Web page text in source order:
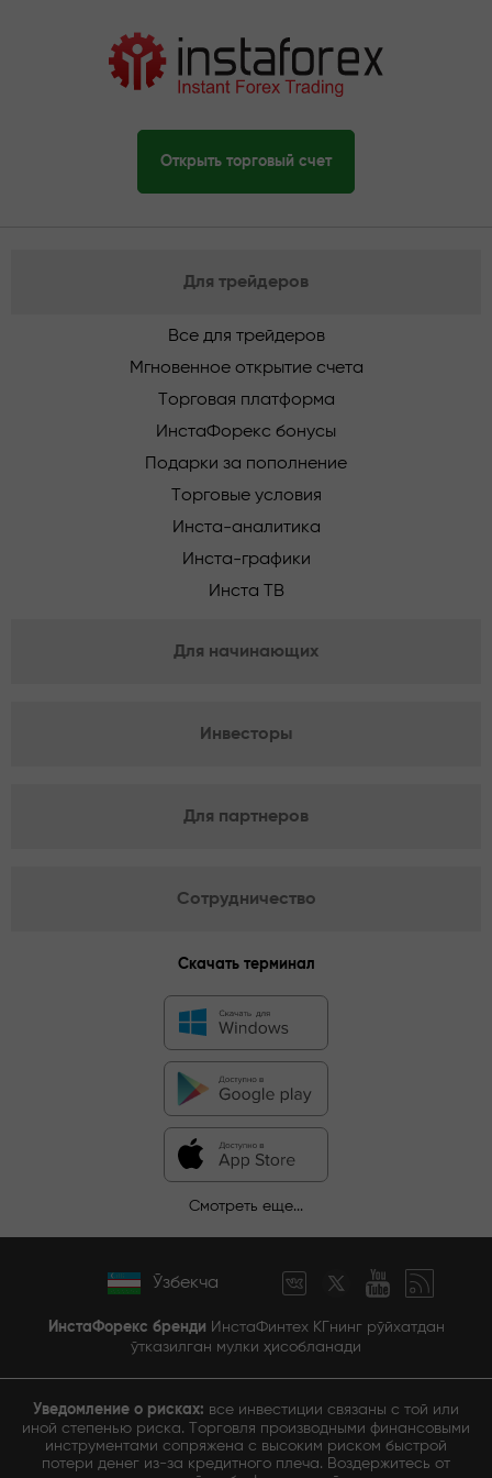
Открыть торговый счет
Для трейдеров
Все для трейдеров
Мгновенное открытие счета
Торговая платформа
ИнстаФорекс бонусы
Подарки за пополнение
Торговые условия
Инста-аналитика
Инста-графики
Инста ТВ
Для начинающих
Инвесторы
Для партнеров
Сотрудничество
Скачать терминал
Смотреть еще...
Ўзбекча
ИнстаФорекс бренди ИнстаФинтех КГнинг рўйхатдан
ўтказилган мулки ҳисобланади
Уведомление о рисках: все инвестиции связаны с той или
иной степенью риска. Торговля производными финансовыми
инструментами сопряжена с высоким риском быстрой
потери денег из-за кредитного плеча. Воздержитесь от